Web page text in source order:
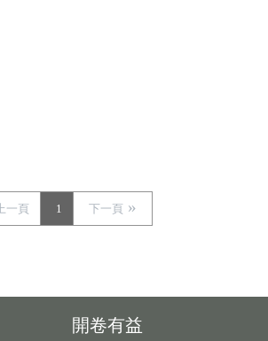
上一頁 1 下一頁
開卷有益